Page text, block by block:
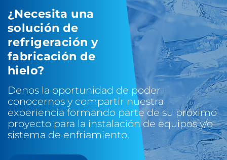
¿Necesita una
solución de
refrigeración y
fabricación de
hielo?
Denos la oportunidad de poder
conocernos y compartir nuestra
experiencia formando parte de su próximo
proyecto para la instalación de equipos y/o
sistema de enfriamiento.